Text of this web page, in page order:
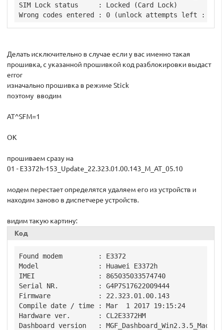
SIM Lock status     : Locked (Card Lock)
Делать исключительно в случае если у вас именно такая
прошивка, с указанной прошивкой код разблокировки выдаст
error
изначально прошивка в режиме Stick
поэтому вводим
AT^SFM=1
OK
прошиваем сразу на
01 - E3372h-153_Update_22.323.01.00.143_M_AT_05.10
модем перестает определятся удаляем его из устройств и
находим заново в диспетчере устройств.
видим такую картину:
Код
Found modem         : E3372
Model               : Huawei E3372h
IMEI                : 865035033574740
Serial NR.          : G4P7S17622009444
Firmware            : 22.323.01.00.143
Compile date / time : Mar  1 2017 19:15:24
Hardware ver.       : CL2E3372HM
Dashboard version   :